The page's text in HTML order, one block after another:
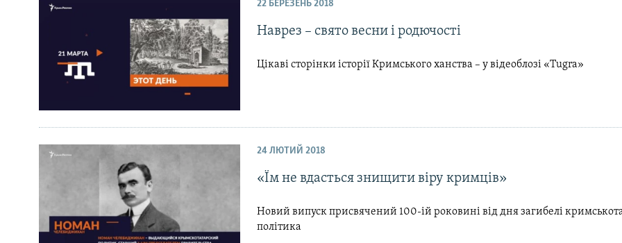
УКРАЇНСЬКА ПРОБЛЕМА КРИМУ
ІНФОГРАФІКА
22 БЕРЕЗЕНЬ 2018
Наврез – свято весни і родючості
Цікаві сторінки історії Кримського ханства – у відеоблозі «Tugra»
24 ЛЮТИЙ 2018
«Їм не вдасться знищити віру кримців»
Новий випуск присвячений 100-ій роковині від дня загибелі
політика